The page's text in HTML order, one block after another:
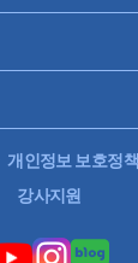
개인정보 보호정책
강사지원